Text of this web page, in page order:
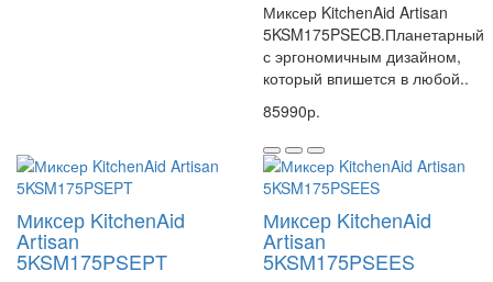
Миксер KitchenAid Artisan
5KSM175PSECB.Планетарный
с эргономичным дизайном,
который впишется в любой..
85990р.
Миксер KitchenAid
Artisan
5KSM175PSEPT
Миксер KitchenAid
Artisan
5KSM175PSEES